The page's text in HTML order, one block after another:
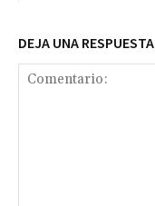
DEJA UNA RESPUESTA